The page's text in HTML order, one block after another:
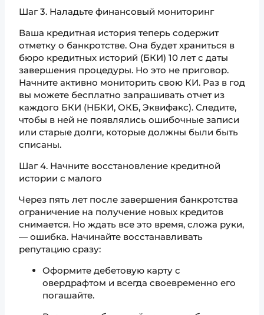
Шаг 3. Наладьте финансовый мониторинг
Ваша кредитная история теперь содержит
отметку о банкротстве. Она будет храниться в
бюро кредитных историй (БКИ) 10 лет с даты
завершения процедуры. Но это не приговор.
Начните активно мониторить свою КИ. Раз в год
вы можете бесплатно запрашивать отчет из
каждого БКИ (НБКИ, ОКБ, Эквифакс). Следите,
чтобы в ней не появлялись ошибочные записи
или старые долги, которые должны были быть
списаны.
Шаг 4. Начните восстановление кредитной
истории с малого
Через пять лет после завершения банкротства
ограничение на получение новых кредитов
снимается. Но ждать все это время, сложа руки,
— ошибка. Начинайте восстанавливать
репутацию сразу:
Оформите дебетовую карту с
овердрафтом и всегда своевременно его
погашайте.